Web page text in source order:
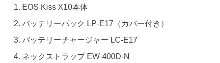
EOS Kiss X10本体
バッテリーパック LP-E17（カバー付き）
バッテリーチャージャー LC-E17
ネックストラップ EW-400D-N